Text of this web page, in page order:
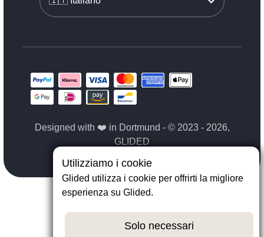
Designed with ❤️ in Dortmund - © 2023 - 2026,
GLIDED
Utilizziamo i cookie
Glided utilizza i cookie per offrirti la migliore
esperienza su Glided.
Solo necessari